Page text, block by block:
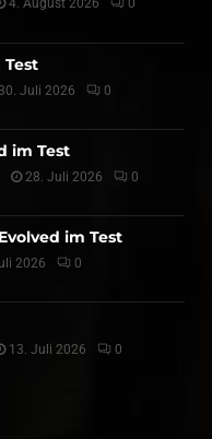
4. August 2026 0
Juli 2026 0
im Test
28. Juli 2026 0
im Test
2026 0
13. Juli 2026 0